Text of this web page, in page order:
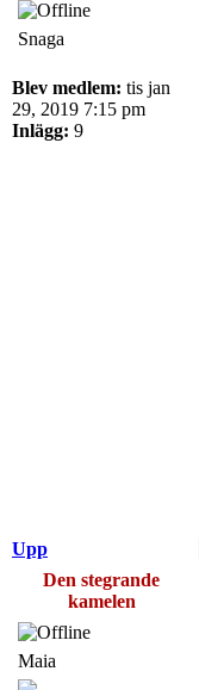
Snaga
Blev medlem: tis jan
29, 2019 7:15 pm
Inlägg: 9
Upp
Den stegrande
kamelen
Maia